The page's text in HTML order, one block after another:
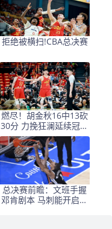
拒绝被横扫!CBA总决赛
燃尽！胡金秋16中13砍
30分 力挽狂澜延续冠军
悬念
总决赛前瞻：文班手握
邓肯剧本 马刺能开启新